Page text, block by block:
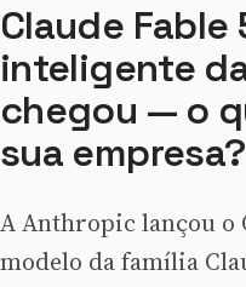
Claude
inteligente
chegou — o
sua empresa?
A Anthropic lançou o
modelo da família